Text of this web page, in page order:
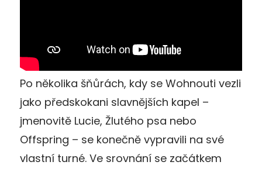
Po několika šňůrách, kdy se Wohnouti vezli
jako předskokani slavnějších kapel –
jmenovitě Lucie, Žlutého psa nebo
Offspring – se konečně vypravili na své
vlastní turné. Ve srovnání se začátkem